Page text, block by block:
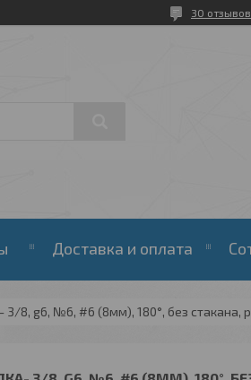
30 отзывов
Доставка и оплата
8, g6, №6, #6 (8мм), 180°, без стакана,